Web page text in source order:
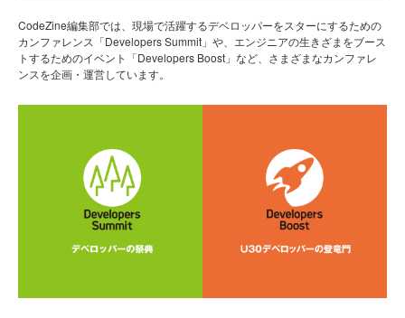
CodeZine編集部では、現場で活躍するデベロッパーをスターにするための
カンファレンス「Developers Summit」や、エンジニアの生きざまをブース
トするためのイベント「Developers Boost」など、さまざまなカンファレ
ンスを企画・運営しています。